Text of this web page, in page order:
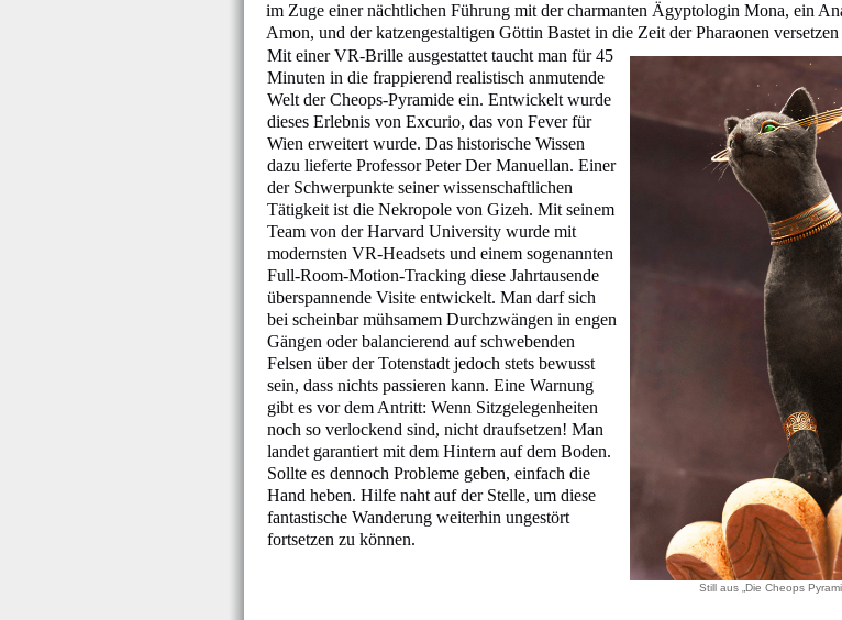
im Zuge einer nächtlichen Führung mit der charmanten Ägyptologin Mona, ein
Amon, und der katzengestaltigen Göttin Bastet in die Zeit der Pharaonen versetzen
Mit einer VR-Brille ausgestattet taucht man für 45
Minuten in die frappierend realistisch anmutende
Welt der Cheops-Pyramide ein. Entwickelt wurde
dieses Erlebnis von Excurio, das von Fever für
Wien erweitert wurde. Das historische Wissen
dazu lieferte Professor Peter Der Manuellan. Einer
der Schwerpunkte seiner wissenschaftlichen
Tätigkeit ist die Nekropole von Gizeh. Mit seinem
Team von der Harvard University wurde mit
modernsten VR-Headsets und einem sogenannten
Full-Room-Motion-Tracking diese Jahrtausende
überspannende Visite entwickelt. Man darf sich
bei scheinbar mühsamem Durchzwängen in engen
Gängen oder balancierend auf schwebenden
Felsen über der Totenstadt jedoch stets bewusst
sein, dass nichts passieren kann. Eine Warnung
gibt es vor dem Antritt: Wenn Sitzgelegenheiten
noch so verlockend sind, nicht draufsetzen! Man
landet garantiert mit dem Hintern auf dem Boden.
Sollte es dennoch Probleme geben, einfach die
Hand heben. Hilfe naht auf der Stelle, um diese
fantastische Wanderung weiterhin ungestört
fortsetzen zu können.
Still aus „Die Cheops